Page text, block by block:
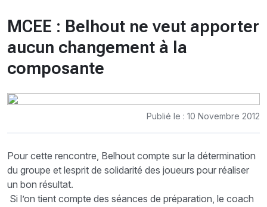
MCEE : Belhout ne veut apporter
aucun changement à la
composante
Publié le : 10 Novembre 2012
Pour cette rencontre, Belhout compte sur la détermination
du groupe et lesprit de solidarité des joueurs pour réaliser
un bon résultat.
Si l’on tient compte des séances de préparation, le coach